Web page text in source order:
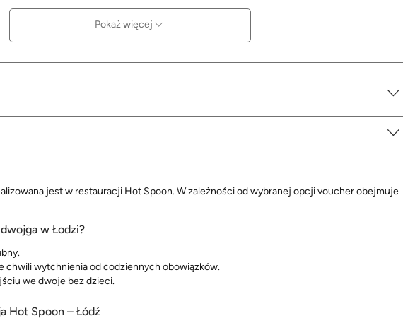
Pokaż więcej
jest w restauracji Hot Spoon. W zależności od wybranej opcji voucher obejmuje
w Łodzi?
chwili wytchnienia od codziennych obowiązków.
we dwoje bez dzieci.
Hot Spoon – Łódź